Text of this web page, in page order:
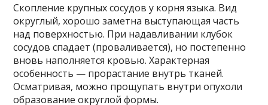
Скопление крупных сосудов у корня языка. Вид
округлый, хорошо заметна выступающая часть
над поверхностью. При надавливании клубок
сосудов спадает (проваливается), но постепенно
вновь наполняется кровью. Характерная
особенность — прорастание внутрь тканей.
Осматривая, можно прощупать внутри опухоли
образование округлой формы.